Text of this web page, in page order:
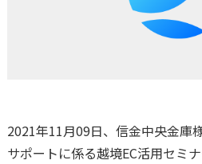
2021年11月09日、信金中央金庫
サポートに係る越境EC活用セミ